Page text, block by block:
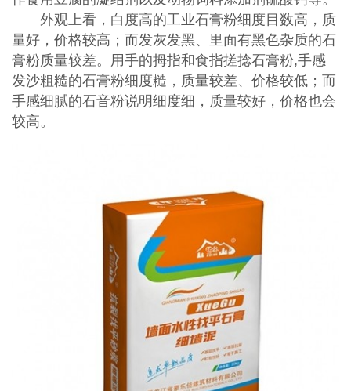
外观上看，白度高的工业石膏粉细度目数高，质
量好，价格较高；而发灰发黑、里面有黑色杂质的石
膏粉质量较差。用手的拇指和食指搓捻石膏粉,手感
发沙粗糙的石膏粉细度糙，质量较差、价格较低；而
手感细腻的石音粉说明细度细，质量较好，价格也会
较高。